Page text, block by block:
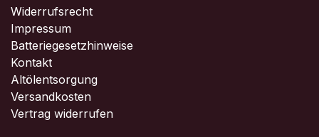
Widerrufsrecht
Impressum
Batteriegesetzhinweise
Kontakt
Altölentsorgung
Versandkosten
Vertrag widerrufen